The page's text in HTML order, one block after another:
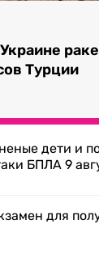
Турции
дети и
БПЛА 9
для